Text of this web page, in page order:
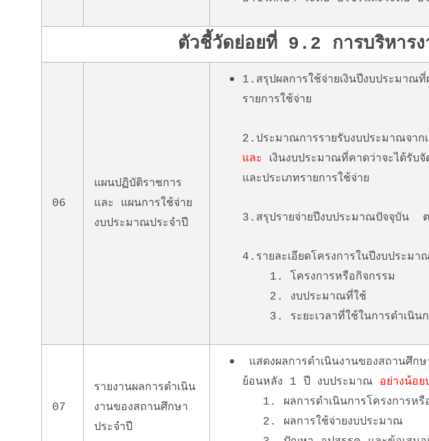
ตัวชี้วัดย่อยที่ 9.2 การบริหาร
06
แผนปฏิบัติราชการ
และ แผนการใช้จ่าย
งบประมาณประจำปี
1.สรุปผลการใช้จ่ายเงินปีงบประมา
รายการใช้จ่าย
2.ประมาณการรายรับงบประมาณจา
และ
เงินงบประมาณที่คาดว่าจะได้รับ
และประเภทรายการใช้จ่าย
3.สรุปรายจ่ายปีงบประมาณปัจจุบัน ต
4.รายละเอียดโครงการในปีงบประ
1. โครงการหรือกิจกรรม
2. งบประมาณที่ใช้
3. ระยะเวลาที่ใช้ในการดำเนินก
07
รายงานผลการดำเนิน
งานของสถานศึกษา
ประจำปี
แสดงผลการดำเนินงานของสถานศึก
ย้อนหลัง 1 ปี งบประมาณ อย่างน้อย
1. ผลการดำเนินการโครงการหรื
2. ผลการใช้จ่ายงบประมาณ